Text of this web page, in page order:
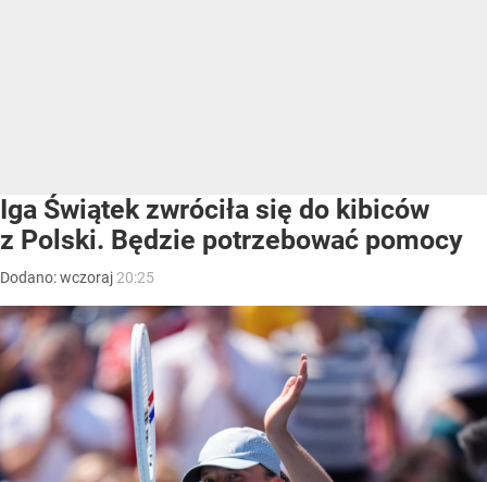
Iga Świątek zwróciła się do kibiców
z Polski. Będzie potrzebować pomocy
Dodano:wczoraj 20:25